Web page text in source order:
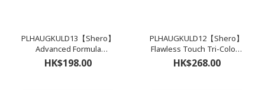
PLHAUGKULD13【Shero】
Advanced Formula
Waterproof Mascara睫毛液
$198
HK$198.00
PLHAUGKULD12【Shero】
Flawless Touch Tri-Colour
Concealer7.5g遮暇膏 $268
HK$268.00